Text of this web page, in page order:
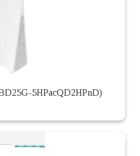
5HPacQD2HPnD)